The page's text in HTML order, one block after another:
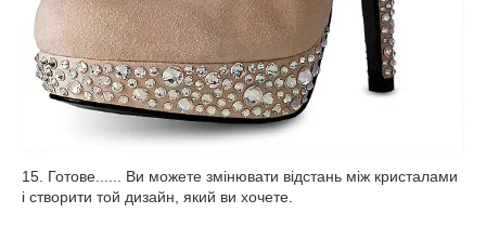
15. Готове...... Ви можете змінювати відстань між кристалами
і створити той дизайн, який ви хочете.